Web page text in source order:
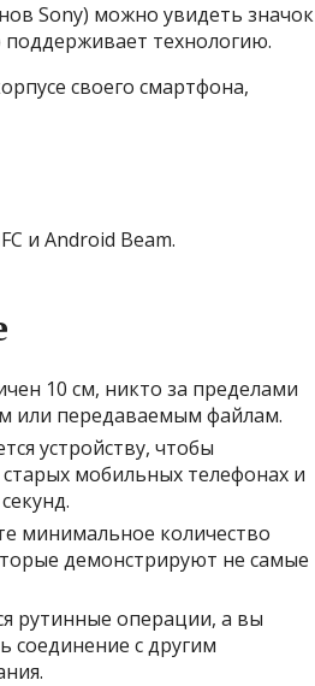
Sony) можно увидеть значок
технологию.
своего смартфона,
и Android Beam.
10 см, никто за пределами
или передаваемым файлам.
устройству, чтобы
мобильных телефонах и
минимальное количество
демонстрируют не самые
рутинные операции, а вы
соединение с другим